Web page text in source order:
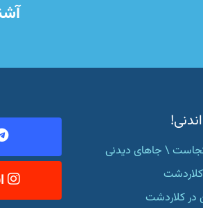
\ جاهای دیدنی
کلاردشت
در کلاردشت